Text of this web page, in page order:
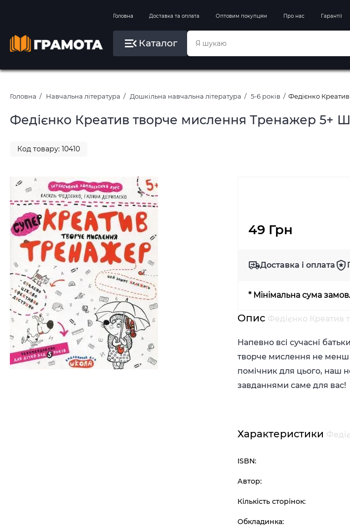
Головна Доставка та оплата Оптовим покупцям Про нас Гарантії
Каталог
Вправи на зимові канікули
Літо, пляж, плавання, басейни
Картини за номерами
Головна Навчальна література Дошкільна навчальна література 5-6 років Федієнко
Федієнко Креатив творче мислення Тренажер 5+
Код товару: 10410
49 Грн
Доставка і оплата
* Мінімальна сума
Опис Федієнко Креатив
Напевно всі сучасні
творче мислення не менш
помічник для цього, наш
завданнями саме для вас!
Характеристики
ISBN:
Автор:
Кількість сторінок:
Обкладинка: